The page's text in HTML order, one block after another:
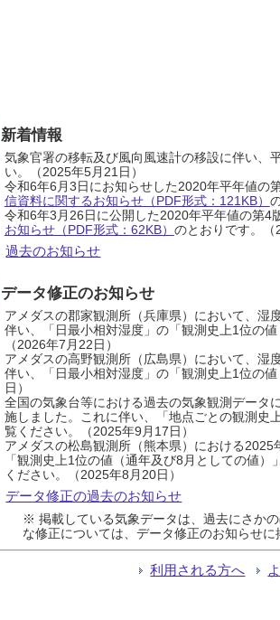
新着情報
気象官署の移転及び風向風速計の移設に伴い、
い。（2025年5月21日）
令和6年6月3日にお知らせした2020年平年値の
信資料に関するお知らせ（PDF形式：121KB）
令和6年3月26日に公開した2020年平年値の第4
お知らせ（PDF形式：62KB） のとおりです。（
過去のお知らせ
データ修正のお知らせ
アメダスの郡家観測所（兵庫県）において、湿
伴い、「日最小相対湿度」の「観測史上1位の
（2026年7月22日）
アメダスの高野観測所（広島県）において、湿
伴い、「日最小相対湿度」の「観測史上1位の
日）
全国の気象台等における過去の気象観測データ
施しました。これに伴い、「地点ごとの観測史
覧ください。（2025年9月17日）
アメダスの松島観測所（熊本県）における
「観測史上1位の値（通年及び8月としての値
ください。（2025年8月20日）
データ修正の過去のお知らせ
※ 掲載している気象データは、過去にさか
な修正については、データ修正のお知らせに
利用される方へ